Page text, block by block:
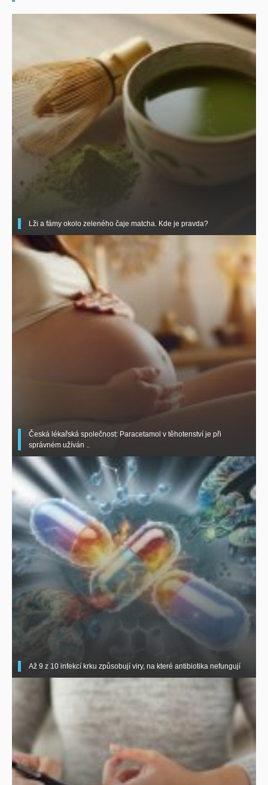
Lži a fámy okolo zeleného čaje matcha. Kde je pravda?
Česká lékařská společnost: Paracetamol v těhotenství je při
správném užíván ..
Až 9 z 10 infekcí krku způsobují viry, na které antibiotika nefungují